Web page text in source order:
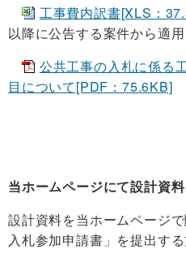
工事費内訳書[XLS：
以降に公告する案件から適用
公共工事の入札に係る
目について[PDF：75.6KB]
当ホームページにて設計資料
設計資料を当ホームページ
入札参加申請書」を提出する